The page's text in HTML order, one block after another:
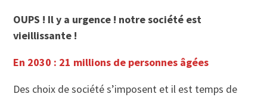
OUPS ! Il y a urgence ! notre société est
vieillissante !
En 2030 : 21 millions de personnes âgées
Des choix de société s’imposent et il est temps de